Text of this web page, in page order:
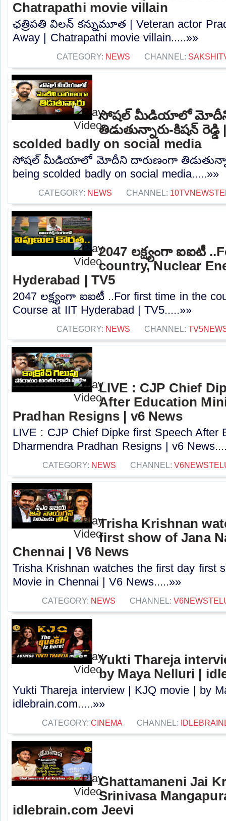
Chatrapathi movie villain
ఛత్రిపతి విలన్ కన్నుమూత | Veteran actor
Away | Chatrapathi movie villain.....»»
CATEGORY: NEWS CHANNEL:
సోషల్ మీడియాలో మోదీని
తిడుతున్నారు-కిషన్
scolded badly on social media
సోషల్ మీడియాలో మోదీని దారుణంగా
being scolded badly on social media.....»»
CATEGORY: NEWS CHANNEL:
2047 లక్ష్యంగా ఐఐటీ
country, Nuclear
Hyderabad | TV5
2047 లక్ష్యంగా ఐఐటీ ..For first time in the
Course at IIT Hyderabad | TV5.....»»
CATEGORY: NEWS CHANNEL:
LIVE : CJP Chief
After Education
Pradhan Resigns | v6 News
LIVE : CJP Chief Dipke first Speech After
Dharmendra Pradhan Resigns | v6
CATEGORY: NEWS CHANNEL:
Trisha Krishnan
first show of Jana
Chennai | V6 News
Trisha Krishnan watches the first day first
Movie in Chennai | V6 News.....»»
CATEGORY: NEWS CHANNEL:
Yukti Thareja
by Maya Nelluri |
Yukti Thareja interview | KJQ movie | by
idlebrain.com.....»»
CATEGORY: CINEMA CHANNEL:
Ghattamaneni Jai
Srinivasa
idlebrain.com Jeevi